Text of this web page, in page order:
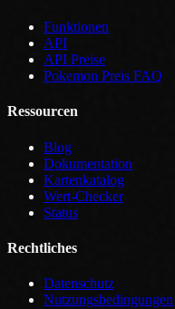
Funktionen
API
API Preise
Pokemon Preis FAQ
Ressourcen
Blog
Dokumentation
Kartenkatalog
Wert-Checker
Status
Rechtliches
Datenschutz
Nutzungsbedingungen